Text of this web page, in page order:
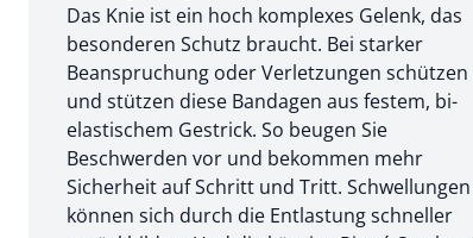
Das Knie ist ein hoch komplexes Gelenk, das
besonderen Schutz braucht. Bei starker
Beanspruchung oder Verletzungen schützen
und stützen diese Bandagen aus festem, bi-
elastischem Gestrick. So beugen Sie
Beschwerden vor und bekommen mehr
Sicherheit auf Schritt und Tritt. Schwellungen
können sich durch die Entlastung schneller